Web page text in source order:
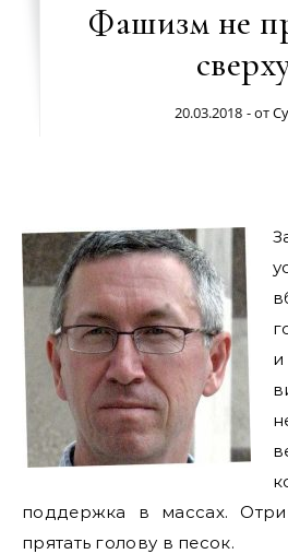
Фашизм не
20.03.2018 - от
поддержка в массах.
прятать голову в песок.